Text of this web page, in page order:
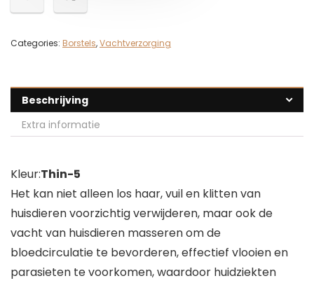
Categories: Borstels,Vachtverzorging
Beschrijving
Extra informatie
Kleur:Thin-5
Het kan niet alleen los haar, vuil en klitten van
huisdieren voorzichtig verwijderen, maar ook de
vacht van huisdieren masseren om de
bloedcirculatie te bevorderen, effectief vlooien en
parasieten te voorkomen, waardoor huidziekten